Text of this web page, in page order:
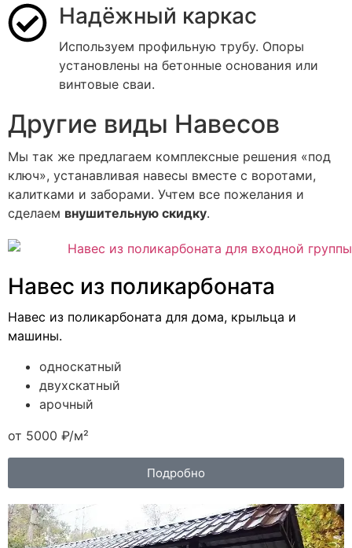
Надёжный каркас
Используем профильную трубу. Опоры
установлены на бетонные основания или
винтовые сваи.
Другие виды Навесов
Мы так же предлагаем комплексные решения «под
ключ», устанавливая навесы вместе с воротами,
калитками и заборами. Учтем все пожелания и
сделаем внушительную скидку.
Навес из поликарбоната
Навес из поликарбоната для дома, крыльца и
машины.
односкатный
двухскатный
арочный
от 5000 ₽/м²
Подробно